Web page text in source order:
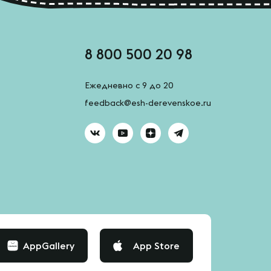
8 800 500 20 98
Ежедневно с 9 до 20
feedback@esh-derevenskoe.ru
AppGallery App Store